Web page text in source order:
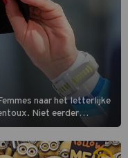
naar het letterlijke
Niet eerder
deze kale col uit de
is vlak.